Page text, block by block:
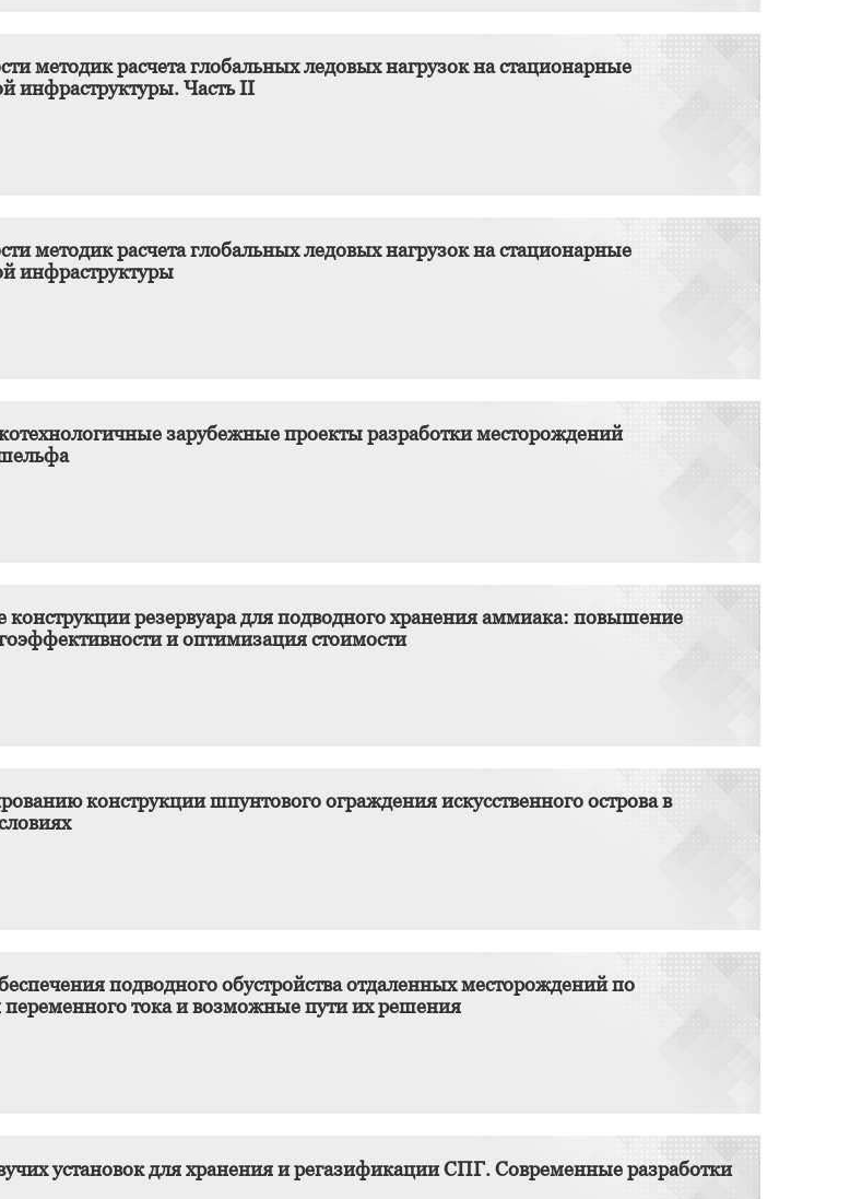
методик расчета глобальных ледовых нагрузок на стационарные
инфраструктуры. Часть II
методик расчета глобальных ледовых нагрузок на стационарные
инфраструктуры
зарубежные проекты разработки месторождений
конструкции резервуара для подводного хранения аммиака: повышение
и оптимизация стоимости
конструкции шпунтового ограждения искусственного острова в
подводного обустройства отдаленных месторождений по
тока и возможные пути их решения
установок для хранения и регазификации СПГ. Современные разработки